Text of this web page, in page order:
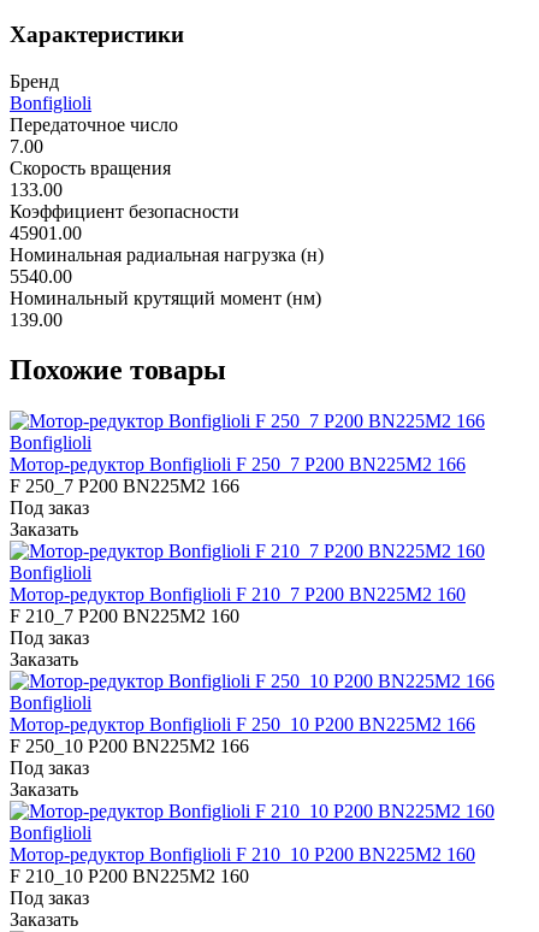
Характеристики
Бренд
Bonfiglioli
Передаточное число
7.00
Скорость вращения
133.00
Коэффициент безопасности
45901.00
Номинальная радиальная нагрузка (н)
5540.00
Номинальный крутящий момент (нм)
139.00
Похожие товары
Bonfiglioli
Мотор-редуктор Bonfiglioli F 250_7 P200 BN225M2 166
F 250_7 P200 BN225M2 166
Под заказ
Заказать
Bonfiglioli
Мотор-редуктор Bonfiglioli F 210_7 P200 BN225M2 160
F 210_7 P200 BN225M2 160
Под заказ
Заказать
Bonfiglioli
Мотор-редуктор Bonfiglioli F 250_10 P200 BN225M2 166
F 250_10 P200 BN225M2 166
Под заказ
Заказать
Bonfiglioli
Мотор-редуктор Bonfiglioli F 210_10 P200 BN225M2 160
F 210_10 P200 BN225M2 160
Под заказ
Заказать